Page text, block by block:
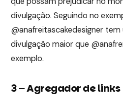
divulgação. Seguindo no
@anafreitascakedesigner
divulgação maior que
exemplo.
3 – Agregador de links